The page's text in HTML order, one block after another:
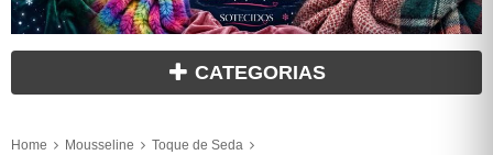
CATEGORIAS
Home Mousseline
Toque de Seda